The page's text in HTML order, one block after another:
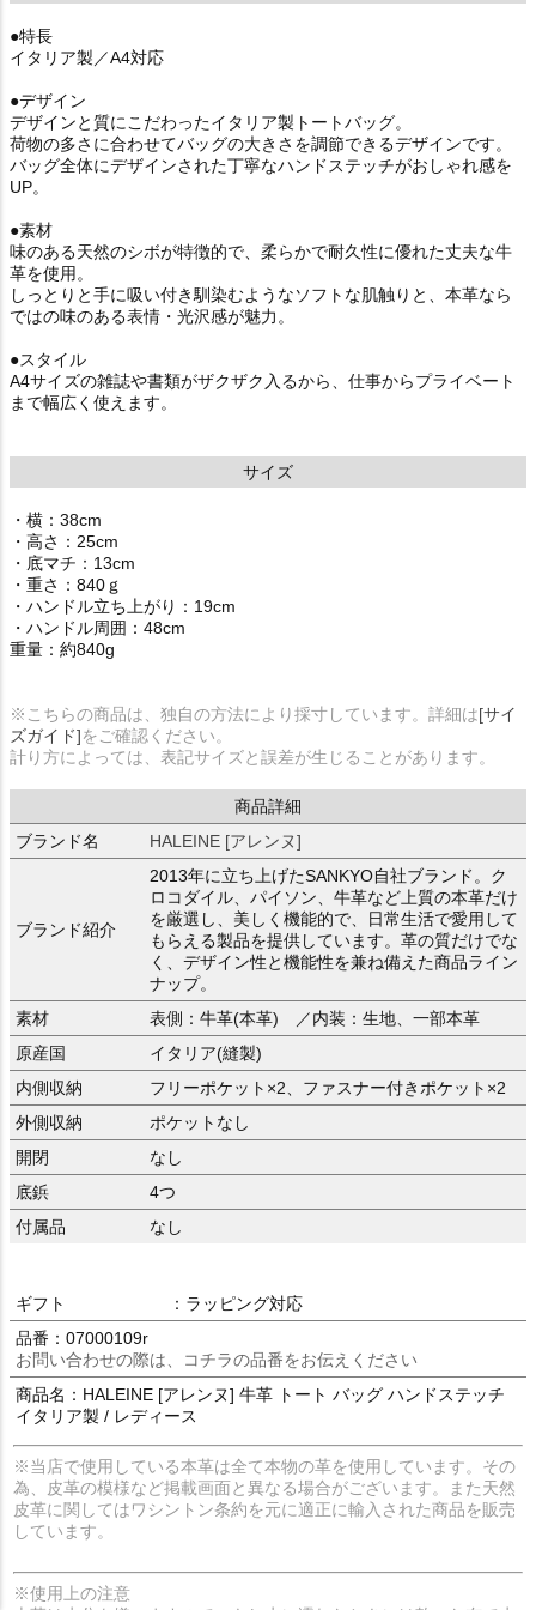
●特長
イタリア製／A4対応
●デザイン
デザインと質にこだわったイタリア製トートバッグ。
荷物の多さに合わせてバッグの大きさを調節できるデザインです。
バッグ全体にデザインされた丁寧なハンドステッチがおしゃれ感を
UP。
●素材
味のある天然のシボが特徴的で、柔らかで耐久性に優れた丈夫な牛
革を使用。
しっとりと手に吸い付き馴染むようなソフトな肌触りと、本革なら
ではの味のある表情・光沢感が魅力。
●スタイル
A4サイズの雑誌や書類がザクザク入るから、仕事からプライベート
まで幅広く使えます。
サイズ
・横：38cm
・高さ：25cm
・底マチ：13cm
・重さ：840ｇ
・ハンドル立ち上がり：19cm
・ハンドル周囲：48cm
重量：約840g
※こちらの商品は、独自の方法により採寸しています。詳細は[サイ
ズガイド]をご確認ください。
計り方によっては、表記サイズと誤差が生じることがあります。
商品詳細
ブランド名
HALEINE [アレンヌ]
ブランド紹介
2013年に立ち上げたSANKYO自社ブランド。ク
ロコダイル、パイソン、牛革など上質の本革だけ
を厳選し、美しく機能的で、日常生活で愛用して
もらえる製品を提供しています。革の質だけでな
く、デザイン性と機能性を兼ね備えた商品ライン
ナップ。
素材
表側：牛革(本革) ／内装：生地、一部本革
原産国
イタリア(縫製)
内側収納
フリーポケット×2、ファスナー付きポケット×2
外側収納
ポケットなし
開閉
なし
底鋲
4つ
付属品
なし
ギフト
：ラッピング対応
品番：07000109r
お問い合わせの際は、コチラの品番をお伝えください
商品名：HALEINE [アレンヌ] 牛革 トート バッグ ハンドステッチ
イタリア製 / レディース
※当店で使用している本革は全て本物の革を使用しています。その
為、皮革の模様など掲載画面と異なる場合がございます。また天然
皮革に関してはワシントン条約を元に適正に輸入された商品を販売
しています。
※使用上の注意